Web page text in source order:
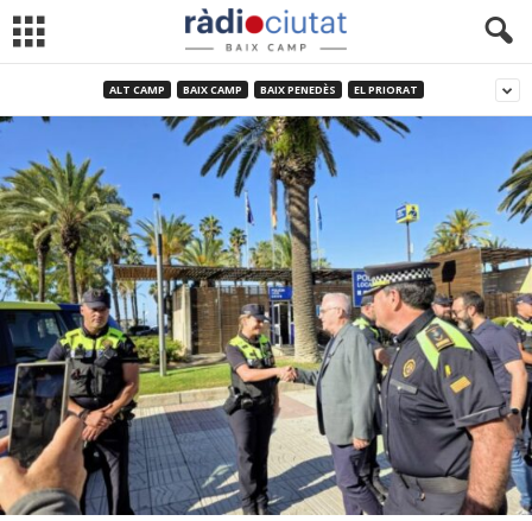
ALT CAMP BAIX CAMP BAIX PENEDÈS EL PRIORAT